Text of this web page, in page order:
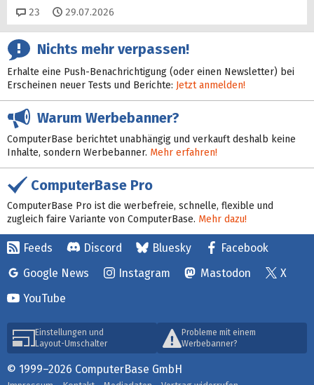
23 Kommentare
29.07.2026
Nichts mehr verpassen!
Erhalte eine Push-Benachrichtigung (oder einen Newsletter) bei
Erscheinen neuer Tests und Berichte: Jetzt anmelden!
Warum Werbebanner?
ComputerBase berichtet unabhängig und verkauft deshalb keine
Inhalte, sondern Werbebanner. Mehr erfahren!
ComputerBase Pro
ComputerBase Pro ist die werbefreie, schnelle, flexible und
zugleich faire Variante von ComputerBase. Mehr dazu!
Feeds Discord Bluesky
Facebook
Google News
Instagram Mastodon
X
YouTube
Einstellungen und
Layout-Umschalter
Probleme mit einem
Werbebanner?
© 1999–2026 ComputerBase GmbH